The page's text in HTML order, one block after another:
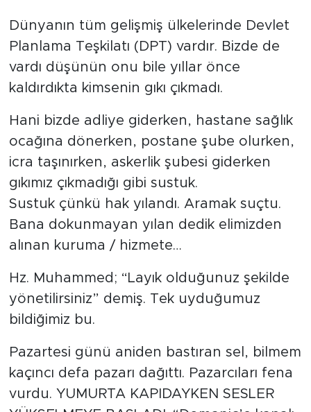
Dünyanın tüm gelişmiş ülkelerinde Devlet
Planlama Teşkilatı (DPT) vardır. Bizde de
vardı düşünün onu bile yıllar önce
kaldırdıkta kimsenin gıkı çıkmadı.
Hani bizde adliye giderken, hastane sağlık
ocağına dönerken, postane şube olurken,
icra taşınırken, askerlik şubesi giderken
gıkımız çıkmadığı gibi sustuk.
Sustuk çünkü hak yılandı. Aramak suçtu.
Bana dokunmayan yılan dedik elimizden
alınan kuruma / hizmete…
Hz. Muhammed; “Layık olduğunuz şekilde
yönetilirsiniz” demiş. Tek uyduğumuz
bildiğimiz bu.
Pazartesi günü aniden bastıran sel, bilmem
kaçıncı defa pazarı dağıttı. Pazarcıları fena
vurdu. YUMURTA KAPIDAYKEN SESLER